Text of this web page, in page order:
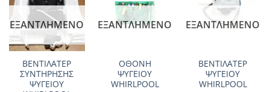
Add to
wishlist
ΕΞΑΝΤΛΗΜΈΝΟ
ΒΕΝΤΙΛΑΤΕΡ
ΣΥΝΤΗΡΗΣΗΣ
ΨΥΓΕΙΟY
Add to
wishlist
ΕΞΑΝΤΛΗΜΈΝΟ
ΟΘΟΝΗ
ΨΥΓΕΙΟΥ
WHIRLPOOL
Add to
wishlist
ΕΞΑΝΤΛΗΜΈΝΟ
ΒΕΝΤΙΛΑΤΕΡ
ΨΥΓΕΙΟY
WHIRLPOOL